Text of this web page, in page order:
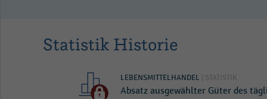
Statistik Historie
LEBENSMITTELHANDEL | STATISTIK
Absatz ausgewählter Güter des